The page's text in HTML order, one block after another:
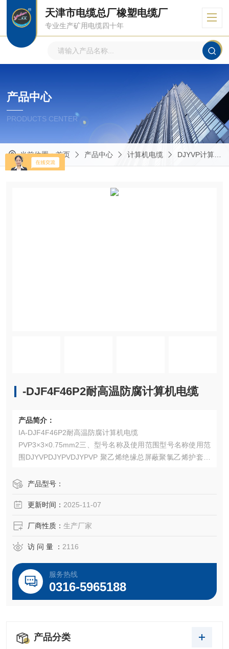
天津市电缆总厂橡塑电缆厂
专业生产矿用电缆四十年
产品中心
PRODUCTS CENTER
当前位置：首页 产品中心 计算机电缆 DJYVP计算机电缆
-DJF4F46P2耐高温防腐计算机电缆
产品简介：
IA-DJF4F46P2耐高温防腐计算机电缆
PVP3×3×0.75mm2三、型号名称及使用范围型号名称使用范
围DJYVPDJYPVDJYPVP 聚乙烯绝缘总屏蔽聚氯乙烯护套电
用电缆聚乙烯绝缘组屏蔽总屏蔽聚氯乙烯护套
产品型号：
更新时间： 2025-11-07
厂商性质： 生产厂家
访 问 量 ： 2116
服务热线
0316-5965188
产品分类